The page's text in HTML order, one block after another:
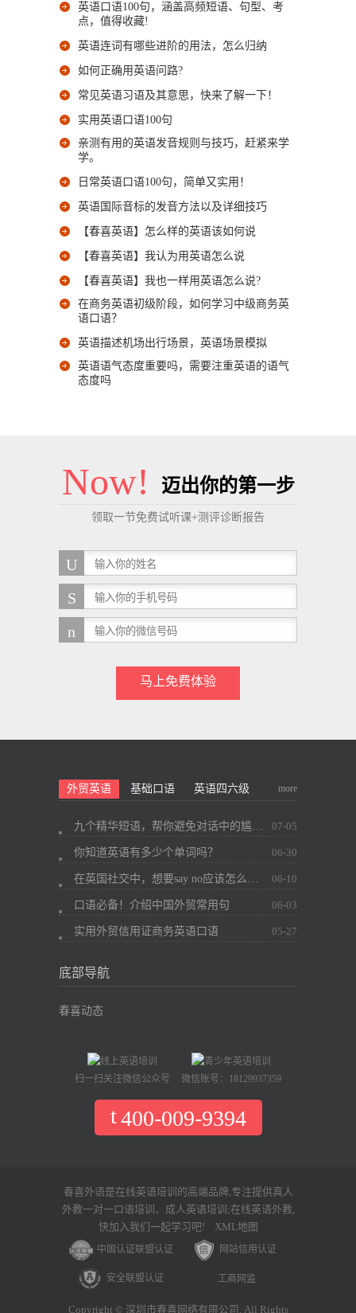
英语口语100句，涵盖高频短语、句型、考
点，值得收藏!
英语连词有哪些进阶的用法，怎么归纳
如何正确用英语问路?
常见英语习语及其意思，快来了解一下！
实用英语口语100句
亲测有用的英语发音规则与技巧，赶紧来学
学。
日常英语口语100句，简单又实用！
英语国际音标的发音方法以及详细技巧
【春喜英语】怎么样的英语该如何说
【春喜英语】我认为用英语怎么说
【春喜英语】我也一样用英语怎么说?
在商务英语初级阶段，如何学习中级商务英
语口语？
英语描述机场出行场景，英语场景模拟
英语语气态度重要吗，需要注重英语的语气
态度吗
Now! 迈出你的第一步
领取一节免费试听课+测评诊断报告
马上免费体验
外贸英语 基础口语 英语四六级 more
九个精华短语，帮你避免对话中的尴尬~ 07-05
你知道英语有多少个单词吗？ 06-30
在英国社交中，想要say no应该怎么办？ 06-10
口语必备！介绍中国外贸常用句 06-03
实用外贸信用证商务英语口语 05-27
底部导航
春喜动态
扫一扫关注微信公众号 微信账号：18129937359
400-009-9394
春喜外语是在线英语培训的高端品牌,专注提供真人
外教一对一口语培训、成人英语培训;在线英语外教,
快加入我们一起学习吧! XML地图
中国认证联盟认证 网站信用认证
安全联盟认证 工商网监
Copyright © 深圳市春喜网络有限公司. All Rights